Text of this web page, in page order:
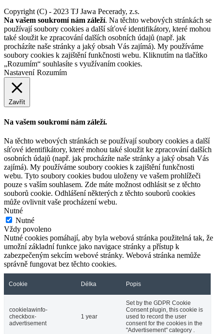
Copyright (C) - 2023 TJ Jawa Pecerady, z.s.
Na vašem soukromí nám záleží. Na těchto webových stránkách se
používají soubory cookies a další síťové identifikátory, které mohou
také sloužit ke zpracování dalších osobních údajů (např. jak
procházíte naše stránky a jaký obsah Vás zajímá). My používáme
soubory cookies k zajištění funkčnosti webu. Kliknutím na tlačítko
„Rozumím“ souhlasíte s využívaním cookies.
Nastavení Rozumím
Zavřít
Na vašem soukromí nám záleží.
Na těchto webových stránkách se používají soubory cookies a další
síťové identifikátory, které mohou také sloužit ke zpracování dalších
osobních údajů (např. jak procházíte naše stránky a jaký obsah Vás
zajímá). My používáme soubory cookies k zajištění funkčnosti
webu. Tyto soubory cookies budou uloženy ve vašem prohlížeči
pouze s vaším souhlasem. Zde máte možnost odhlásit se z těchto
souborů cookie. Odhlášení některých z těchto souborů cookies
může ovlivnit vaše procházení webu.
Nutné
Nutné
Vždy povoleno
Nutné cookies pomáhají, aby byla webová stránka použitelná tak, že
umožní základní funkce jako navigace stránky a přístup k
zabezpečeným sekcím webové stránky. Webová stránka nemůže
správně fungovat bez těchto cookies.
Cookie Délka Popis
cookielawinfo-
checkbox-
advertisement
1 year
Set by the GDPR Cookie
Consent plugin, this cookie is
used to record the user
consent for the cookies in the
"Advertisement" category .